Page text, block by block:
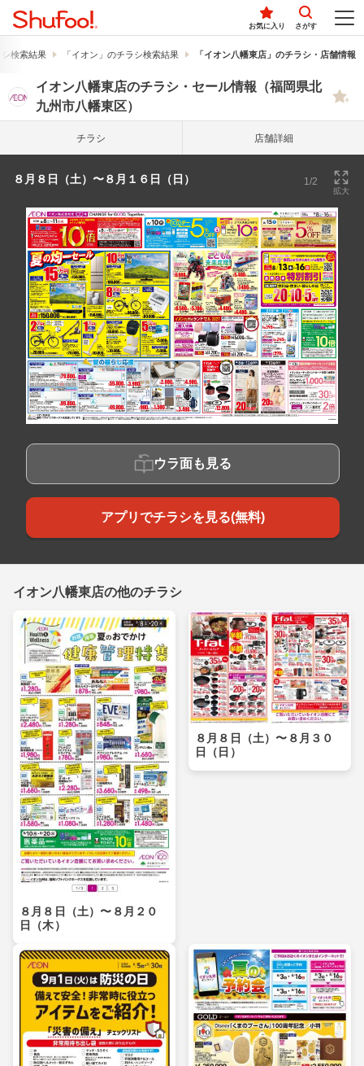
お気に入り さがす
検索結果 「イオン」のチラシ検索結果 「イオン八幡東店」のチラシ・店舗情報
イオン八幡東店のチラシ・セール情報（福岡県北
九州市八幡東区）
チラシ 店舗詳細
８月８日（土）〜８月１６日（日） 1/2
拡大
ウラ面も見る
アプリでチラシを見る(無料)
イオン八幡東店の他のチラシ
８月８日（土）〜８月２０
日（木）
８月８日（土）〜８月３０
日（日）